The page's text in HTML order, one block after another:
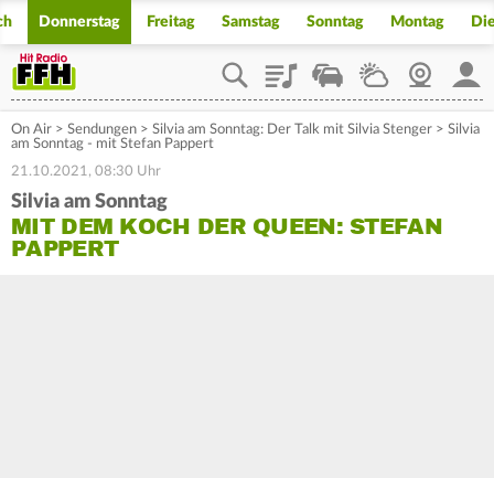
Donnerstag Freitag Samstag Sonntag Montag
PlaylistStaupilotWetterWebcam
On Air > Sendungen > Silvia am Sonntag: Der Talk mit Silvia Stenger > Silvia
am Sonntag - mit Stefan Pappert
21.10.2021, 08:30 Uhr
Silvia am Sonntag
MIT DEM KOCH DER QUEEN: STEFAN
PAPPERT